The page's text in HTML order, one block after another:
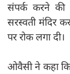
संपर्क करने
सरस्वती मंदिर
पर रोक लगा दी।
ओवैसी ने कहा कि